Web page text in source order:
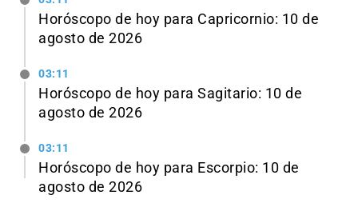
Horóscopo de hoy para Capricornio: 10 de
agosto de 2026
03:11
Horóscopo de hoy para Sagitario: 10 de
agosto de 2026
03:11
Horóscopo de hoy para Escorpio: 10 de
agosto de 2026